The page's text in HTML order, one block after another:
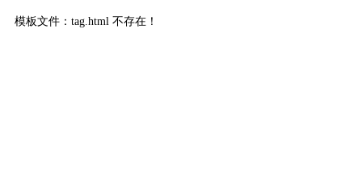
模板文件：tag.html 不存在！